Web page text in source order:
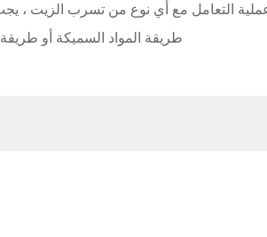
التعامل مع أي نوع من تسرب الزيت ،
طريقة المواد السميكة أو